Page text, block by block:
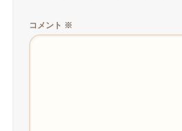
コメント ※